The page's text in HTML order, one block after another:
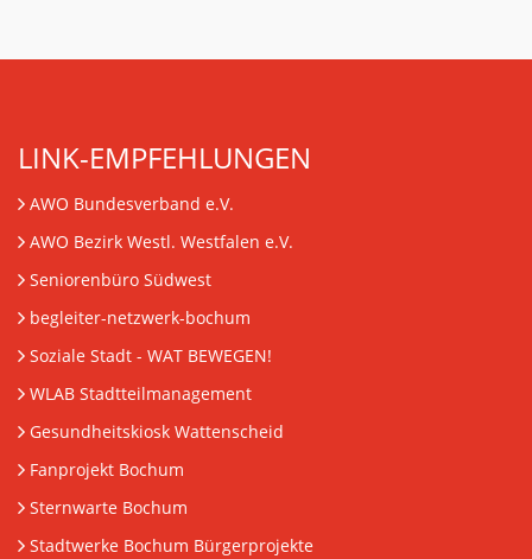
LINK-EMPFEHLUNGEN
AWO Bundesverband e.V.
AWO Bezirk Westl. Westfalen e.V.
Seniorenbüro Südwest
begleiter-netzwerk-bochum
Soziale Stadt - WAT BEWEGEN!
WLAB Stadtteilmanagement
Gesundheitskiosk Wattenscheid
Fanprojekt Bochum
Sternwarte Bochum
Stadtwerke Bochum Bürgerprojekte